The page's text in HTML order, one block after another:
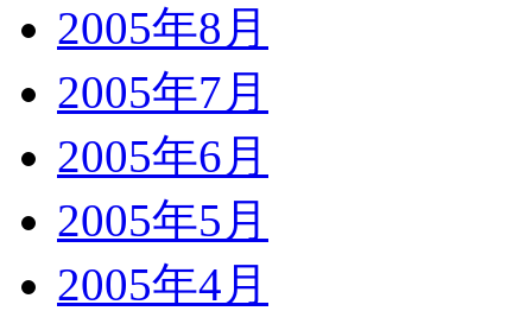
2005年8月
2005年7月
2005年6月
2005年5月
2005年4月